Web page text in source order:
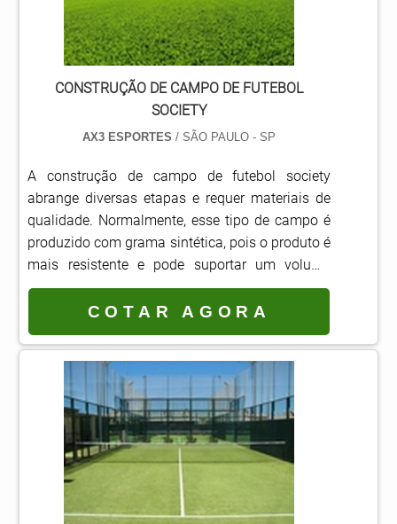
CONSTRUÇÃO DE CAMPO DE FUTEBOL
SOCIETY
AX3 ESPORTES / SÃO PAULO - SP
A construção de campo de futebol society
abrange diversas etapas e requer materiais de
qualidade. Normalmente, esse tipo de campo é
produzido com grama sintética, pois o produto é
mais resistente e pode suportar um volume
maior de partidas durante a semana, o que
aumenta a rentabilidade do negócio. De modo
geral, a construção é um empreendimento com
retorno garantido, pois o aluguel de campo é
muito procurado. O projeto varia conforme as
características do terreno e acessórios que
serão instalad.
COTAR AGORA